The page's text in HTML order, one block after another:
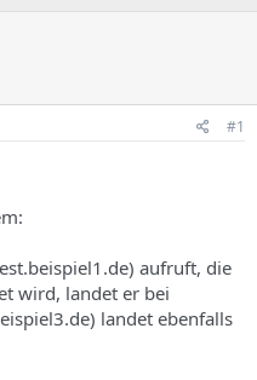
#1
aufruft, die
wird, landet er bei
landet ebenfalls